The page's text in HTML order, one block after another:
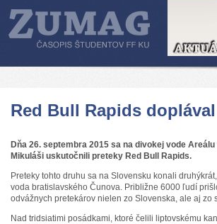
Red Bull Rapids
Dňa 26. septembra 2015 sa na divokej vode
Mikuláši uskutočnili preteky Red Bull Rapids.
Preteky tohto druhu sa na Slovensku konali
voda bratislavského Čunova. Približne 6000 ľudí
odvážnych pretekárov nielen zo Slovenska, ale aj zo
Nad tridsiatimi posádkami, ktoré čelili liptovskému